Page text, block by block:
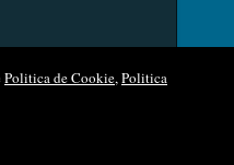
Politica de Cookie,Politica